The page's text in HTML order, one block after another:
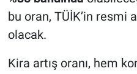
bu oran, TÜİK’in resmi
olacak.
Kira artış oranı, hem